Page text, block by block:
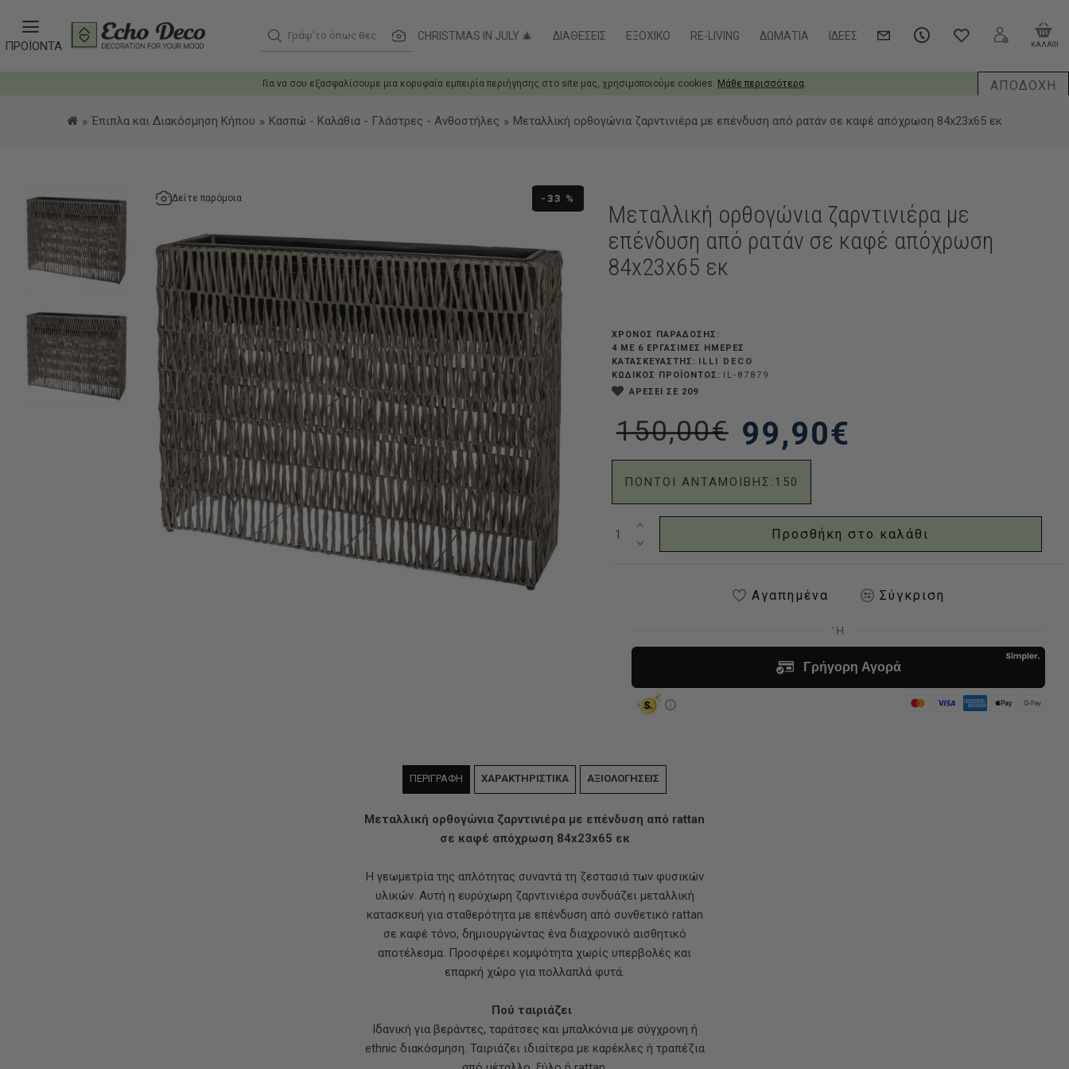
Για να σου εξασφαλίσουμε μια κορυφαία εμπειρία περιήγησης στο site μας, χρησιμοποιούμε cookies. Μάθε περισσότερα. ΑΠΟΔΟΧΗ
ΠΡΟΪΟΝΤΑ
Γράψ'το όπως θες.... CHRISTMAS IN JULY 🎄 ΔΙΑΘΈΣΕΙΣ ΕΞΟΧΙΚΌ RE-LIVING ΔΩΜΆΤΙΑ ΙΔΈΕΣ
ΚΑΛΑΘΙ
Έπιπλα και Διακόσμηση Κήπου Κασπώ - Καλάθια - Γλάστρες - Ανθοστήλες Μεταλλική ορθογώνια ζαρντινιέρα με επένδυση από ρατάν σε καφέ απόχρωση 84x23x65 εκ
-33 %
Δείτε παρόμοια
Μεταλλική ορθογώνια ζαρντινιέρα με
επένδυση από ρατάν σε καφέ απόχρωση
84x23x65 εκ
99,90€
150,00€
ΠΟΝΤΟΙ ΑΝΤΑΜΟΙΒΗΣ: 150
ΧΡΟΝΟΣ ΠΑΡΑΔΟΣΗΣ:
4 ΜΕ 6 ΕΡΓΆΣΙΜΕΣ ΗΜΈΡΕΣ
ΚΑΤΑΣΚΕΥΑΣΤΗΣ: ILLI DECO
ΚΩΔΙΚΟΣ ΠΡΟΪΟΝΤΟΣ: IL-87879
ΑΡΕΣΕΙ ΣΕ 209
Προσθήκη στο καλάθι
Αγαπημένα Σύγκριση
ΠΕΡΙΓΡΑΦΗ ΧΑΡΑΚΤΗΡΙΣΤΙΚΑ ΑΞΙΟΛΟΓΗΣΕΙΣ
Μεταλλική ορθογώνια ζαρντινιέρα με επένδυση από rattan
σε καφέ απόχρωση 84x23x65 εκ
Η γεωμετρία της απλότητας συναντά τη ζεστασιά των φυσικών
υλικών. Αυτή η ευρύχωρη ζαρντινιέρα συνδυάζει μεταλλική
κατασκευή για σταθερότητα με επένδυση από συνθετικό rattan
σε καφέ τόνο, δημιουργώντας ένα διαχρονικό αισθητικό
αποτέλεσμα. Προσφέρει κομψότητα χωρίς υπερβολές και
επαρκή χώρο για πολλαπλά φυτά.
Πού ταιριάζει
Ιδανική για βεράντες, ταράτσες και μπαλκόνια με σύγχρονη ή
ethnic διακόσμηση. Ταιριάζει ιδιαίτερα με καρέκλες ή τραπέζια